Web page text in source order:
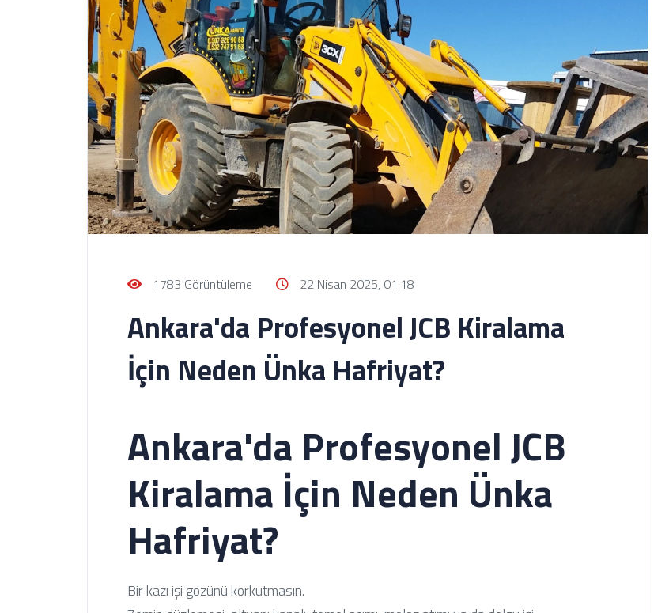
1783 Görüntüleme 22 Nisan 2025, 01:18
Ankara'da Profesyonel JCB Kiralama
İçin Neden Ünka Hafriyat?
Ankara'da Profesyonel JCB
Kiralama İçin Neden Ünka
Hafriyat?
Bir kazı işi gözünü korkutmasın.